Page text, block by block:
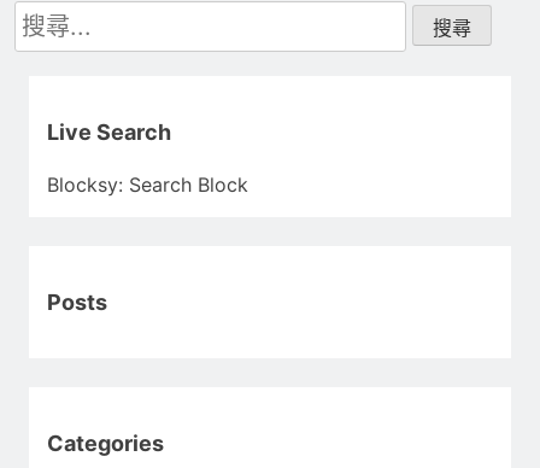
搜
尋
Live Search
Blocksy: Search Block
Posts
Categories